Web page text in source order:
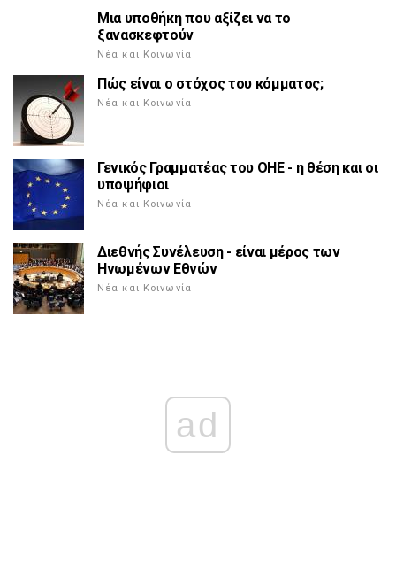
Μια υποθήκη που αξίζει να το
ξανασκεφτούν
Νέα και Κοινωνία
Πώς είναι ο στόχος του κόμματος;
Νέα και Κοινωνία
Γενικός Γραμματέας του ΟΗΕ - η θέση και οι
υποψήφιοι
Νέα και Κοινωνία
Διεθνής Συνέλευση - είναι μέρος των
Ηνωμένων Εθνών
Νέα και Κοινωνία
ad